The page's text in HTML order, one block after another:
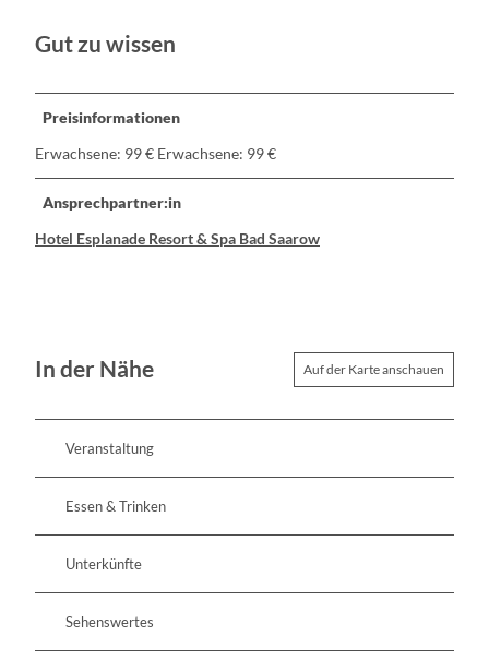
Gut zu wissen
Preisinformationen
Erwachsene: 99 € Erwachsene: 99 €
Ansprechpartner:in
Hotel Esplanade Resort & Spa Bad Saarow
In der Nähe Auf der Karte anschauen
Veranstaltung
Essen & Trinken
Unterkünfte
Sehenswertes